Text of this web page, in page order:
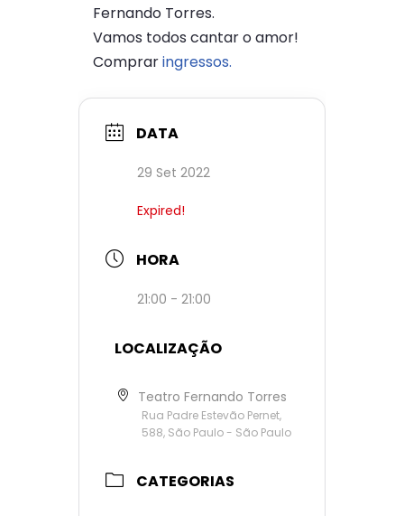
Fernando Torres.
Vamos todos cantar o amor!
Compraringressos.
DATA
29 Set 2022
Expired!
HORA
21:00 - 21:00
LOCALIZAÇÃO
Teatro Fernando Torres
Rua Padre Estevão Pernet,
588, São Paulo - São Paulo
CATEGORIAS